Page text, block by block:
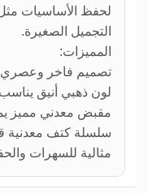
لحفظ الأساسيات
التجميل الصغيرة.
المميزات:
تصميم فاخر
لون ذهبي أنيق
مقبض معدني مميز
سلسلة كتف معدنية
مثالية للسهرات